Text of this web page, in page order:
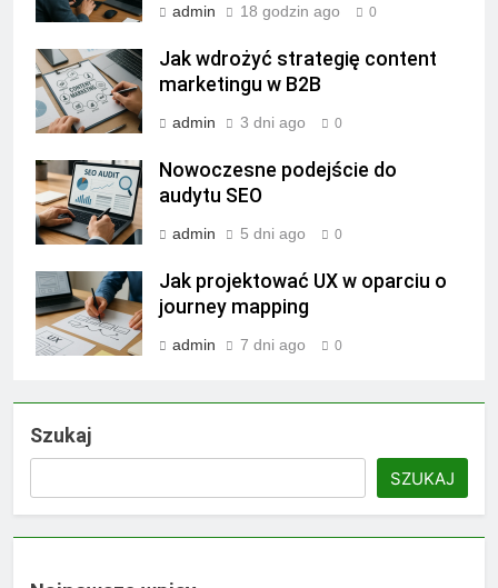
admin 18 godzin ago 0
Jak wdrożyć strategię content
marketingu w B2B
admin 3 dni ago 0
Nowoczesne podejście do
audytu SEO
admin 5 dni ago 0
Jak projektować UX w oparciu o
journey mapping
admin 7 dni ago 0
Szukaj
SZUKAJ